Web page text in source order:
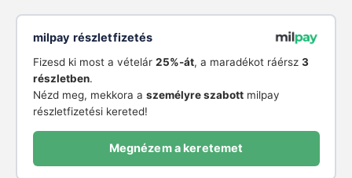
milpay részletfizetés
Fizesd ki most a vételár 25%-át, a maradékot ráérsz 3
részletben.
Nézd meg, mekkora a személyre szabottmilpay
részletfizetési kereted!
Megnézem a keretemet